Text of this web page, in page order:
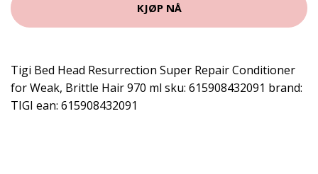
KJØP NÅ
Tigi Bed Head Resurrection Super Repair Conditioner
for Weak, Brittle Hair 970 ml sku: 615908432091 brand:
TIGI ean: 615908432091